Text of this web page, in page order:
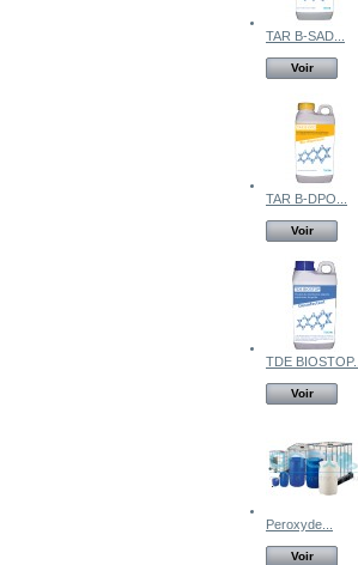
TAR B-SAD...
Voir
TAR B-DPO...
Voir
TDE BIOSTOP...
Voir
Peroxyde...
Voir